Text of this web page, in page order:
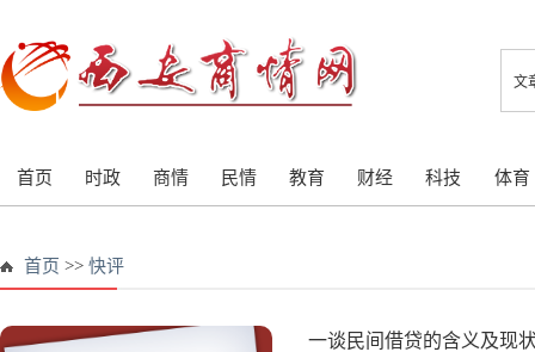
文
首页 时政 商情 民情 教育 财经 科技 体育
首页 >> 快评
一谈民间借贷的含义及现